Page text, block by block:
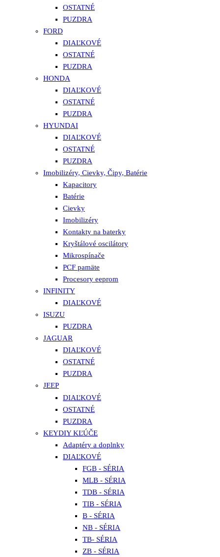
OSTATNÉ
PUZDRA
FORD
DIAĽKOVÉ
OSTATNÉ
PUZDRA
HONDA
DIAĽKOVÉ
OSTATNÉ
PUZDRA
HYUNDAI
DIAĽKOVÉ
OSTATNÉ
PUZDRA
Imobilizéry, Cievky, Čipy, Batérie
Kapacitory
Batérie
Cievky
Imobilizéry
Kontakty na baterky
Kryštálové oscilátory
Mikrospínače
PCF pamäte
Procesory eeprom
INFINITY
DIAĽKOVÉ
ISUZU
PUZDRA
JAGUAR
DIAĽKOVÉ
OSTATNÉ
PUZDRA
JEEP
DIAĽKOVÉ
OSTATNÉ
PUZDRA
KEYDIY KĽÚČE
Adaptéry a doplnky
DIAĽKOVÉ
FGB - SÉRIA
MLB - SÉRIA
TDB - SÉRIA
TIB - SÉRIA
B - SÉRIA
NB - SÉRIA
TB- SÉRIA
ZB - SÉRIA